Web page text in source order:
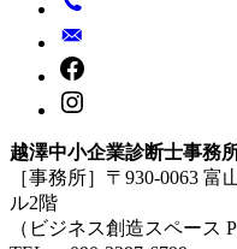
越澤中小企業診断士事務
［事務所］〒930-0063
ル2階
（ビジネス創造スペース